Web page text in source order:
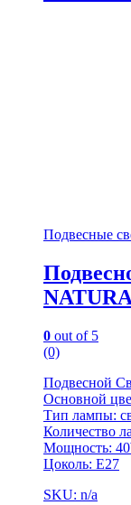
Подвесные
0 out of 5
(0)
Подвесной
Основной
Тип лампы:
Количество
Мощность:
Цоколь: E27
SKU: n/a